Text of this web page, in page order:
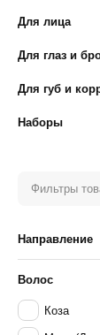
Для лица
Для глаз и
Для губ и
Наборы
Фильтры
Направление
Волос
Коза